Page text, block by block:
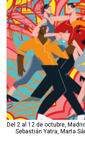
Del 2 al 12 de octubre,
Sebastián Yatra, Marta